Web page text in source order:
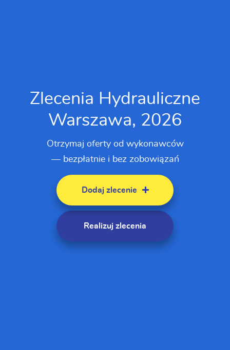
Zlecenia Hydrauliczne
Warszawa, 2026
Otrzymaj oferty od wykonawców
— bezpłatnie i bez zobowiązań
Dodaj zlecenie
Realizuj zlecenia